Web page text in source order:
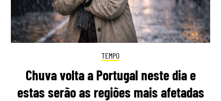
TEMPO
Chuva volta a Portugal neste dia e
estas serão as regiões mais afetadas